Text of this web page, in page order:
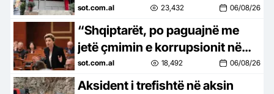
nuk i mbështet!
sot.com.al 23,432 06/08/26
“Shqiptarët, po paguajnë me
jetë çmimin e korrupsionit në
shëndetësi”/ Reagon ashpër,
Xhixho: Është krim shtetëror
sot.com.al 18,492 06/08/26
Aksident i trefishtë në aksin